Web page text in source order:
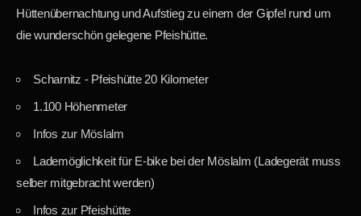
Hüttenübernachtung und Aufstieg zu einem der Gipfel rund um
die wunderschön gelegene Pfeishütte.
Scharnitz - Pfeishütte 20 Kilometer
1.100 Höhenmeter
Infos zur Möslalm
Lademöglichkeit für E-bike bei der Möslalm (Ladegerät muss
selber mitgebracht werden)
Infos zur Pfeishütte